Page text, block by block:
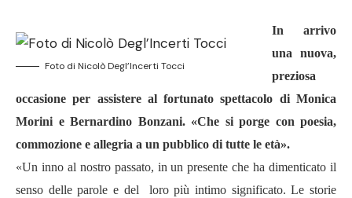
Foto di Nicolò Degl’Incerti Tocci
In arrivo
una nuova,
preziosa
occasione per assistere al fortunato spettacolo di Monica
Morini e Bernardino Bonzani. «Che si porge con poesia,
commozione e allegria a un pubblico di tutte le età».
«Un inno al nostro passato, in un presente che ha dimenticato il
senso delle parole e del loro più intimo significato. Le storie